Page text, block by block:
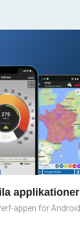
applikationer
appen för